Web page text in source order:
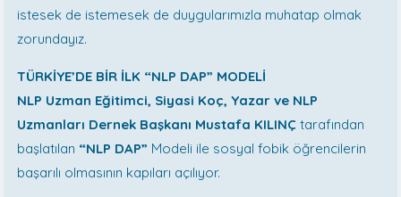
istesek de istemesek de duygularımızla muhatap olmak
zorundayız.
TÜRKİYE’DE BİR İLK “NLP DAP” MODELİ
NLP Uzman Eğitimci, Siyasi Koç, Yazar ve NLP
Uzmanları Dernek Başkanı Mustafa KILINÇ tarafından
başlatılan “NLP DAP” Modeli ile sosyal fobik öğrencilerin
başarılı olmasının kapıları açılıyor.